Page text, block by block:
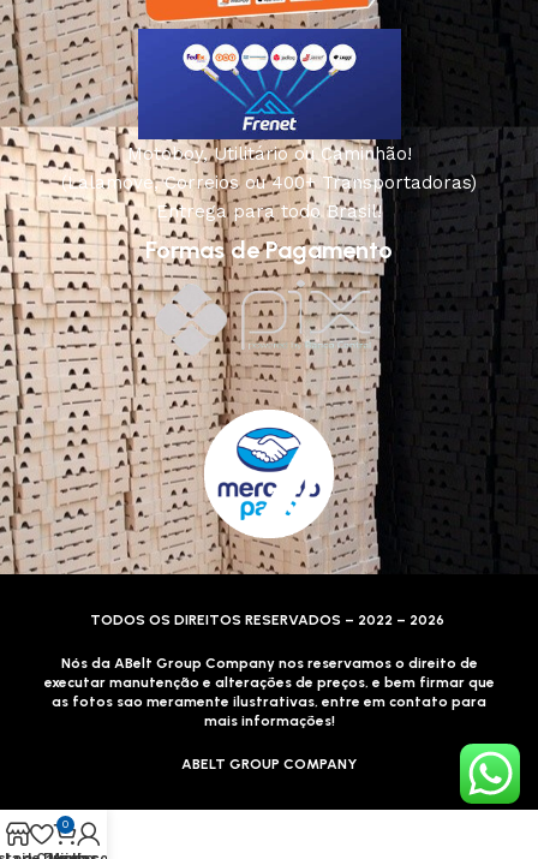
Motoboy, Utilitário ou Caminhão!
(Lalamove, Correios ou 400+ Transportadoras)
Entrega para todo Brasil!
Formas de Pagamento
TODOS OS DIREITOS RESERVADOS – 2022 – 2026
Nós da ABelt Group Company nos reservamos o direito de
executar manutenção e alterações de preços, e bem firmar que
as fotos sao meramente ilustrativas, entre em contato para
mais informações!
ABELT GROUP COMPANY
0